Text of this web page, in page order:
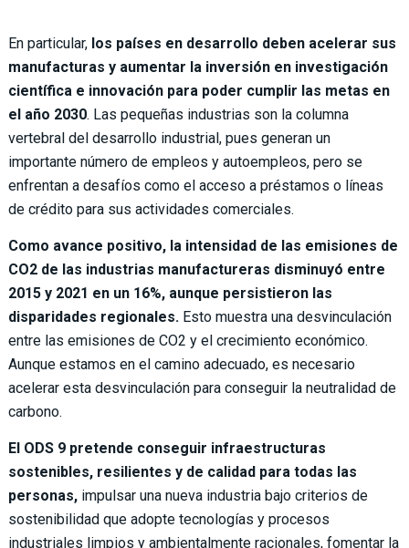
En particular, los países en desarrollo deben acelerar sus
manufacturas y aumentar la inversión en investigación
científica e innovación para poder cumplir las metas en
el año 2030. Las pequeñas industrias son la columna
vertebral del desarrollo industrial, pues generan un
importante número de empleos y autoempleos, pero se
enfrentan a desafíos como el acceso a préstamos o líneas
de crédito para sus actividades comerciales.
Como avance positivo, la intensidad de las emisiones de
CO2 de las industrias manufactureras disminuyó entre
2015 y 2021 en un 16%, aunque persistieron las
disparidades regionales.Esto muestra una desvinculación
entre las emisiones de CO2 y el crecimiento económico.
Aunque estamos en el camino adecuado, es necesario
acelerar esta desvinculación para conseguir la neutralidad de
carbono.
El ODS 9 pretende conseguir infraestructuras
sostenibles, resilientes y de calidad para todas las
personas,impulsar una nueva industria bajo criterios de
sostenibilidad que adopte tecnologías y procesos
industriales limpios y ambientalmente racionales, fomentar la